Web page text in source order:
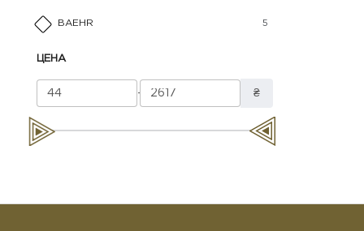
BAEHR 5
ЦЕНА
- ₴